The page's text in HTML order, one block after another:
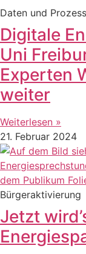
Daten und
Digitale
Uni
Experten
weiter
Weiterlesen »
21. Februar 2024
Bürgeraktivierung
Jetzt